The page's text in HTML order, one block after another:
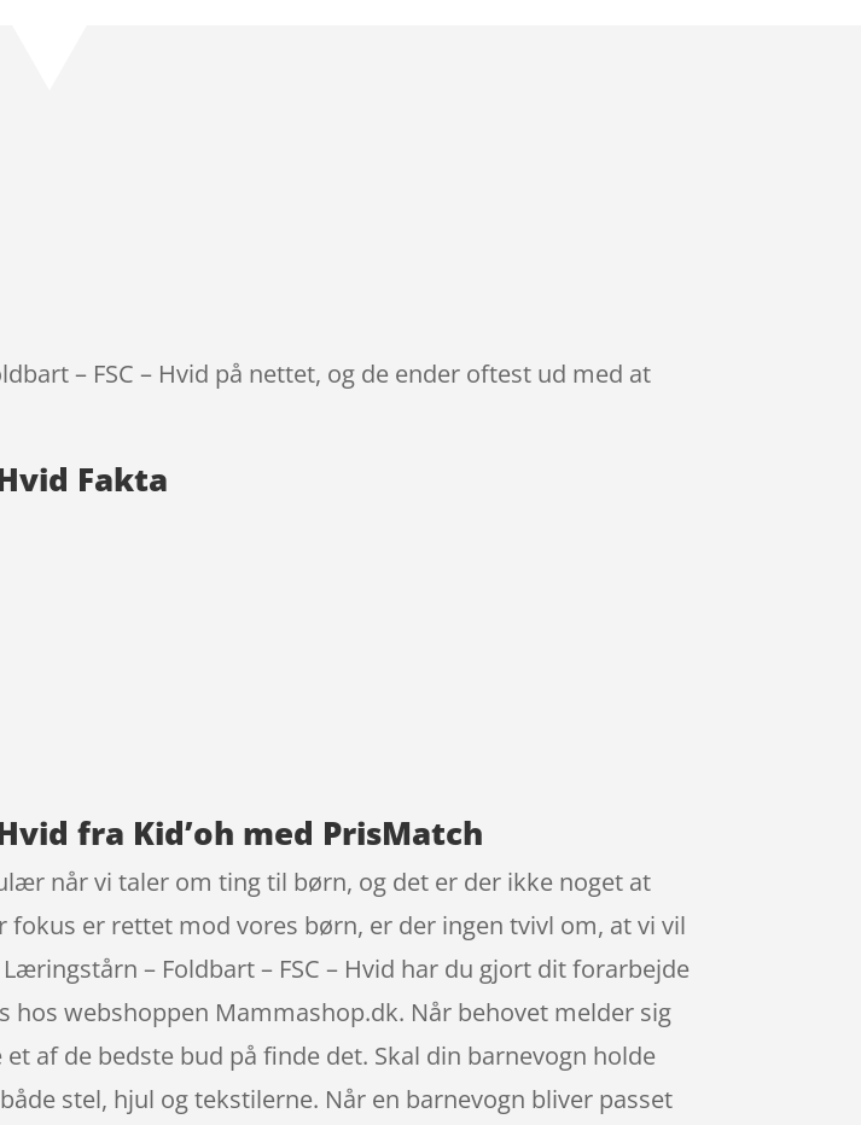
– FSC – Hvid på nettet, og de ender oftest ud med at
Fakta
fra Kid’oh med PrisMatch
når vi taler om ting til børn, og det er der ikke noget at
er rettet mod vores børn, er der ingen tvivl om, at vi vil
– Foldbart – FSC – Hvid har du gjort dit forarbejde
hos webshoppen Mammashop.dk. Når behovet melder sig
af de bedste bud på finde det. Skal din barnevogn holde
stel, hjul og tekstilerne. Når en barnevogn bliver passet